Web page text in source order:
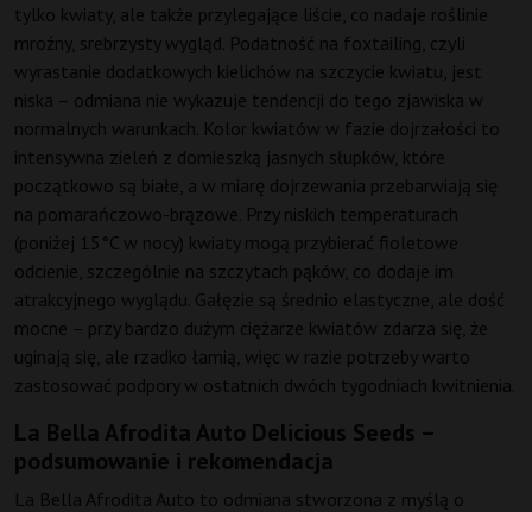
tylko kwiaty, ale także przylegające liście, co nadaje roślinie
mroźny, srebrzysty wygląd. Podatność na foxtailing, czyli
wyrastanie dodatkowych kielichów na szczycie kwiatu, jest
niska – odmiana nie wykazuje tendencji do tego zjawiska w
normalnych warunkach. Kolor kwiatów w fazie dojrzałości to
intensywna zieleń z domieszką jasnych słupków, które
początkowo są białe, a w miarę dojrzewania przebarwiają się
na pomarańczowo-brązowe. Przy niskich temperaturach
(poniżej 15°C w nocy) kwiaty mogą przybierać fioletowe
odcienie, szczególnie na szczytach pąków, co dodaje im
atrakcyjnego wyglądu. Gałęzie są średnio elastyczne, ale dość
mocne – przy bardzo dużym ciężarze kwiatów zdarza się, że
uginają się, ale rzadko łamią, więc w razie potrzeby warto
zastosować podpory w ostatnich dwóch tygodniach kwitnienia.
La Bella Afrodita Auto Delicious Seeds –
podsumowanie i rekomendacja
La Bella Afrodita Auto to odmiana stworzona z myślą o